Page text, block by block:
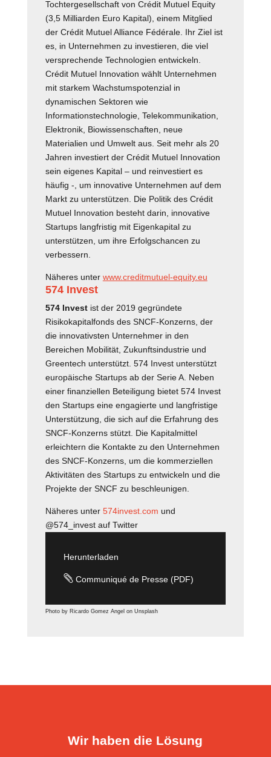
Tochtergesellschaft von Crédit Mutuel Equity
(3,5 Milliarden Euro Kapital), einem Mitglied
der Crédit Mutuel Alliance Fédérale. Ihr Ziel ist
es, in Unternehmen zu investieren, die viel
versprechende Technologien entwickeln.
Crédit Mutuel Innovation wählt Unternehmen
mit starkem Wachstumspotenzial in
dynamischen Sektoren wie
Informationstechnologie, Telekommunikation,
Elektronik, Biowissenschaften, neue
Materialien und Umwelt aus. Seit mehr als 20
Jahren investiert der Crédit Mutuel Innovation
sein eigenes Kapital – und reinvestiert es
häufig -, um innovative Unternehmen auf dem
Markt zu unterstützen. Die Politik des Crédit
Mutuel Innovation besteht darin, innovative
Startups langfristig mit Eigenkapital zu
unterstützen, um ihre Erfolgschancen zu
verbessern.
Näheres unter www.creditmutuel-equity.eu
574 Invest
574 Investist der 2019 gegründete
Risikokapitalfonds des SNCF-Konzerns, der
die innovativsten Unternehmer in den
Bereichen Mobilität, Zukunftsindustrie und
Greentech unterstützt. 574 Invest unterstützt
europäische Startups ab der Serie A. Neben
einer finanziellen Beteiligung bietet 574 Invest
den Startups eine engagierte und langfristige
Unterstützung, die sich auf die Erfahrung des
SNCF-Konzerns stützt. Die Kapitalmittel
erleichtern die Kontakte zu den Unternehmen
des SNCF-Konzerns, um die kommerziellen
Aktivitäten des Startups zu entwickeln und die
Projekte der SNCF zu beschleunigen.
Näheres unter 574invest.com und
@574_invest auf Twitter
Herunterladen
 Communiqué de Presse (PDF)
Photo by Ricardo Gomez Angel on Unsplash
Wir haben die Lösung